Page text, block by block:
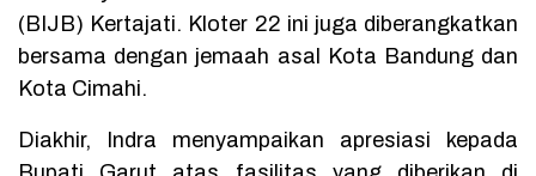
(BIJB) Kertajati. Kloter 22 ini juga diberangkatkan
bersama dengan jemaah asal Kota Bandung dan
Kota Cimahi.
Diakhir, Indra menyampaikan apresiasi kepada